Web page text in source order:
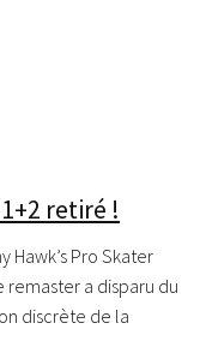
retiré !
Hawk’s Pro Skater
remaster a disparu du
discrète de la